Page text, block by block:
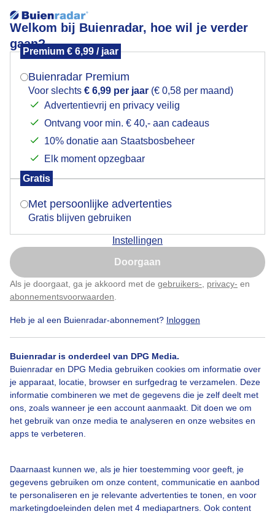
Welkom bij Buienradar, hoe wil je verder
gaan?
Premium € 6,99 / jaar
Buienradar Premium
Voor slechts € 6,99 per jaar (€ 0,58 per maand)
Advertentievrij en privacy veilig
Ontvang voor min. € 40,- aan cadeaus
10% donatie aan Staatsbosbeheer
Elk moment opzegbaar
Gratis
Met persoonlijke advertenties
Gratis blijven gebruiken
Instellingen
Doorgaan
Als je doorgaat, ga je akkoord met de gebruikers- privacy- en
abonnementsvoorwaarden
Heb je al een Buienradar-abonnement? Inloggen
Buienradar is onderdeel van DPG Media.
Buienradar en DPG Media gebruiken cookies om informatie over
je apparaat, locatie, browser en surfgedrag te verzamelen. Deze
informatie combineren we met de gegevens die je zelf deelt met
ons, zoals wanneer je een account aanmaakt. Dit doen we om
het gebruik van onze media te analyseren en onze websites en
apps te verbeteren.
Daarnaast kunnen we, als je hier toestemming voor geeft, je
gegevens gebruiken om onze content, communicatie en aanbod
te personaliseren en je relevante advertenties te tonen, en voor
marketingdoeleinden delen met 4 mediapartners. Ook content
LENTELAMMETJES
er heerlijk doorheen ,er staat een pittige wind , 19
graden
Door: Nellie Bartels Gemaakt: 12-04-2024, 76x bekeken
Bekijk slideshow
Een moment geduld aub...
Mogen we je locatie gebruiken voor het
Indien je hier nog geen akkoord op hebt gegeven,
verschijnt er zo een pop-up uit je browser waarin
Is goed, toon de popup
Nu niet, misschien later
Klik hierom dit aan te passen